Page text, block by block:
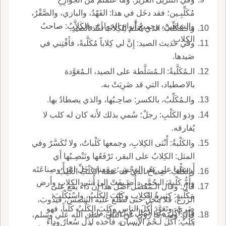
مُكَلِّبِـين؛ فقد دخَل في هذا: الفَهْدُ، والبازي، والصَّقْرُ،
والشاهينُ، وجميعُ أَنواعِ الجَوارح والكَلاَّبُ: صاحبُ
الكِلاب.
والـمُكَلِّبُ: الذي يُعَلِّم الكِلابَ أَخْذ الصيدِ.
وفي حديث الصيد: إِنَّ لي كِلاباً مُكَلَّبةً، فأَفْتِني في
صَيدها.
الـمُكَلَّبةُ: الـمُسَلَّطة على الصيد، الـمُعَوَّدة
بالاصطياد، التي قد ضَرِيَتْ به.
والـمُكَلِّبُ، بالكسر: صاحِـبُها، والذي يصطادُ بها.
وذو الكَلْبِ: رجلٌ؛ سُمي بذلك لأَنه كان له كلب لا
يُفارقه.
والكَلْبةُ: أُنْثى الكِلابِ، وجمعها كَلْباتٌ، ولا تُكَسَّرُ وفي
المثل: الكِلابُ على البقر، تَرْفَعُها وتَنْصِـبُها أَي
أَرسِلْها على بَقَر الوَحْش؛ ومعناه: خَلِّ امْرَأً وصِناعَتَه
وأُمُّ كَلْبةَ: الـحُمَّى، أُضِـيفَتْ إِلى أُنثى الكِلابِ وأَرض
مَكْلَبة: كثيرةُ الكِلابِ وكَلِبَ الكَلْبُ، واسْتَكْلَبَ:
ضَرِيَ، وتَعَوَّدَ أَكْلَ الناس وكَلِبَ الكَلْبُ كَلَباً، فهو
كَلِبٌ: أَكَلَ لَـحْمَ الإِنسان، فأَخذه لذل سُعارٌ وداءٌ
والكَلَبُ: صِـياحُ الذي قد عَضَّه الكَلْبُ الكَلِبُ.
قال: وقال الـمُفَضَّل أَصْلُ هذا أَنَّ داءً يقع على
الزرع، فلا يَنْحَلُّ حتى تَطْلُع عليه الشمسُ، فيَذُوبَ،
فإِن أَكَلَ منه المالُ قبل ذلك مات.
قال: ومنه ما رُوي عن النبي، صلى اللّه علي وسلم،